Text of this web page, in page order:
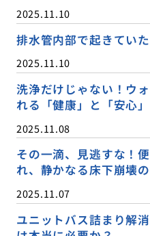
2025.11.10
排水管内部で起きてい
2025.11.10
洗浄だけじゃない！ウ
れる「健康」と「安心
2025.11.08
その一滴、見逃すな！
れ、静かなる床下崩壊
2025.11.07
ユニットバス詰まり解